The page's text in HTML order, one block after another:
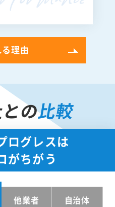
理由
の比較
ログレスは
がちがう
他業者 自治体